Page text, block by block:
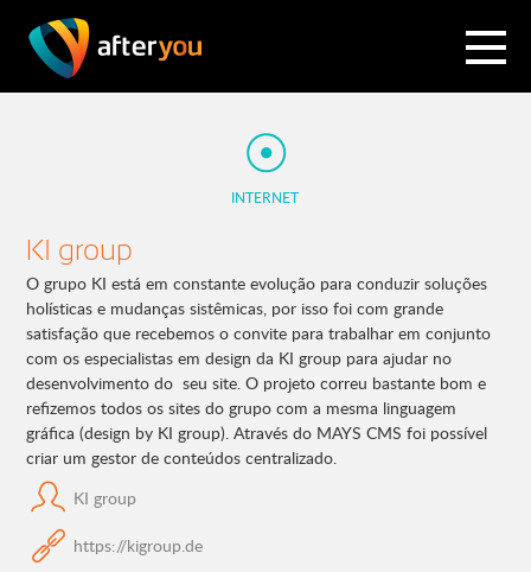
INTERNET
KI group
O grupo KI está em constante evolução para conduzir soluções
holísticas e mudanças sistêmicas, por isso foi com grande
satisfação que recebemos o convite para trabalhar em conjunto
com os especialistas em design da KI group para ajudar no
desenvolvimento do seu site. O projeto correu bastante bom e
refizemos todos os sites do grupo com a mesma linguagem
gráfica (design by KI group). Através do MAYS CMS foi possível
criar um gestor de conteúdos centralizado.
KI group
https://kigroup.de